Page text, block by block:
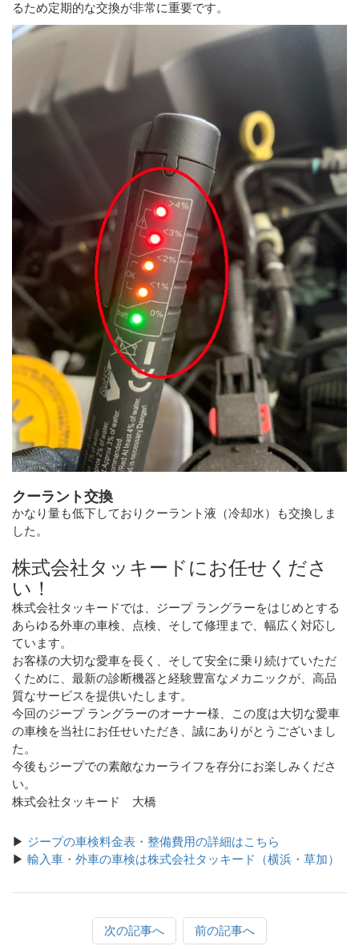
るため定期的な交換が非常に重要です。
クーラント交換
かなり量も低下しておりクーラント液（冷却水）も交換しま
した。
株式会社タッキードにお任せくださ
い！
株式会社タッキードでは、ジープ ラングラーをはじめとする
あらゆる外車の車検、点検、そして修理まで、幅広く対応し
ています。
お客様の大切な愛車を長く、そして安全に乗り続けていただ
くために、最新の診断機器と経験豊富なメカニックが、高品
質なサービスを提供いたします。
今回のジープ ラングラーのオーナー様、この度は大切な愛車
の車検を当社にお任せいただき、誠にありがとうございまし
た。
今後もジープでの素敵なカーライフを存分にお楽しみくださ
い。
株式会社タッキード 大橋
▶ ジープの車検料金表・整備費用の詳細はこちら
▶ 輸入車・外車の車検は株式会社タッキード（横浜・草加）
次の記事へ 前の記事へ